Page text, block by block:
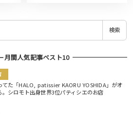
検索
月間人気記事ベスト10
てた「HALO, patissier KAORU YOSHIDA」がオ
。シロモト出身世界3位パティシエのお店